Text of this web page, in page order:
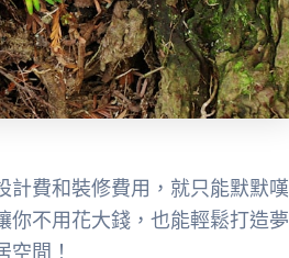
計費和裝修費用，就只能默默嘆
你不用花大錢，也能輕鬆打造夢
間！